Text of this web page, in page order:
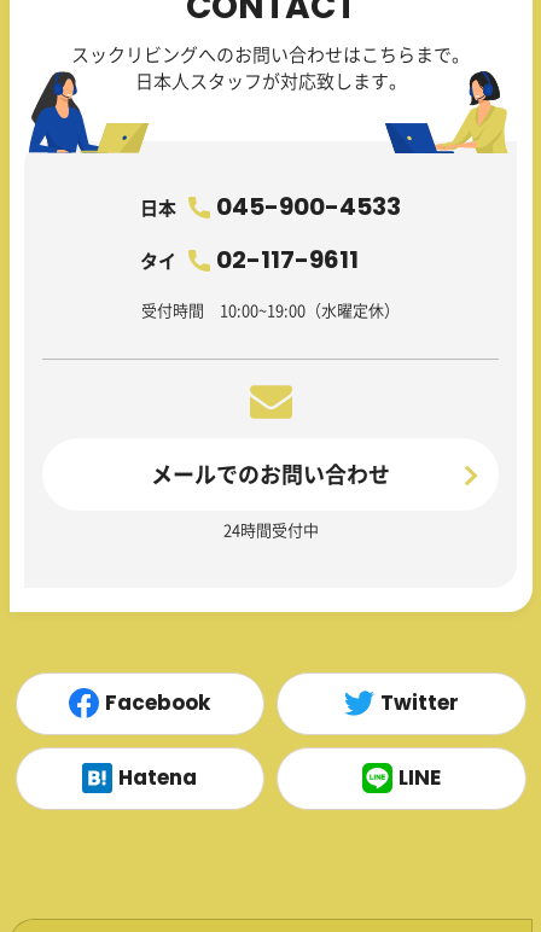
スックリビングへのお問い合わせはこちらまで。
日本人スタッフが対応致します。
日本 045-900-4533
タイ 02-117-9611
受付時間 10:00~19:00（水曜定休）
メールでのお問い合わせ
24時間受付中
Facebook Twitter
Hatena LINE